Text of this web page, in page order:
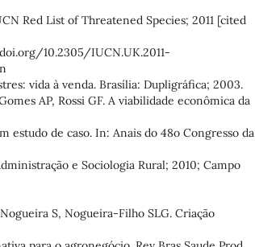
Red List of Threatened Species; 2011 [cited
10.2305/IUCN.UK.2011-
vida à venda. Brasília: Dupligráfica; 2003.
AP, Rossi GF. A viabilidade econômica da
estudo de caso. In: Anais do 48o Congresso da
e Sociologia Rural; 2010; Campo
S, Nogueira-Filho SLG. Criação